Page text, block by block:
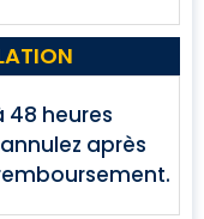
heures
après